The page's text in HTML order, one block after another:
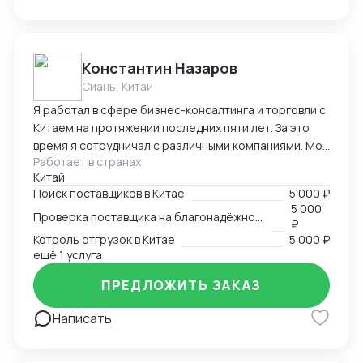
Константин Назаров
Сиань, Китай
Я работал в сфере бизнес-консалтинга и торговли с
Китаем на протяжении последних пяти лет. За это
время я сотрудничал с различными компаниями. Моя
специализация была связана с международным
бизнесом и торговлей. Я изучал основные аспекты
китайского рынка и бизнес-стратегии. Важной
частью моей подготовки было изучение китайского
языка и культуры.
Работает в странах
Китай
Поиск поставщиков в Китае
5 000 ₽
5 000
₽
Котроль отгрузок в Китае
5 000 ₽
ещё 1 услуга
Написать
ПРЕДЛОЖИТЬ ЗАКАЗ